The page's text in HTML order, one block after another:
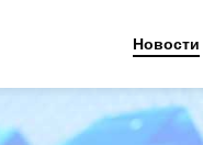
Новости